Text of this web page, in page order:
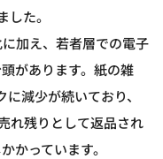
た。
加え、若者層での電子
があります。紙の雑
減少が続いており、
れ残りとして返品され
かっています。